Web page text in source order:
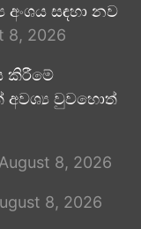
සඳහා නව
8, 2026
කිරීමේ
අවශ්‍ය වුවහොත්
August 8, 2026
8, 2026